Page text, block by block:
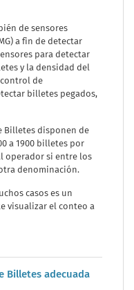
de sensores
a fin de detectar
para detectar
y la densidad del
de
billetes pegados,
Billetes disponen de
a 1900 billetes por
operador si entre los
denominación.
casos es un
visualizar el conteo a
Billetes adecuada